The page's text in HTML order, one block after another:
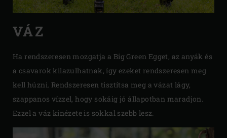
VÁZ
Ha rendszeresen mozgatja a Big Green Egget, az anyák és
a csavarok kilazulhatnak, így ezeket rendszeresen meg
kell húzni. Rendszeresen tisztítsa meg a vázat lágy,
szappanos vízzel, hogy sokáig jó állapotban maradjon.
Ezzel a váz kinézete is sokkal szebb lesz.